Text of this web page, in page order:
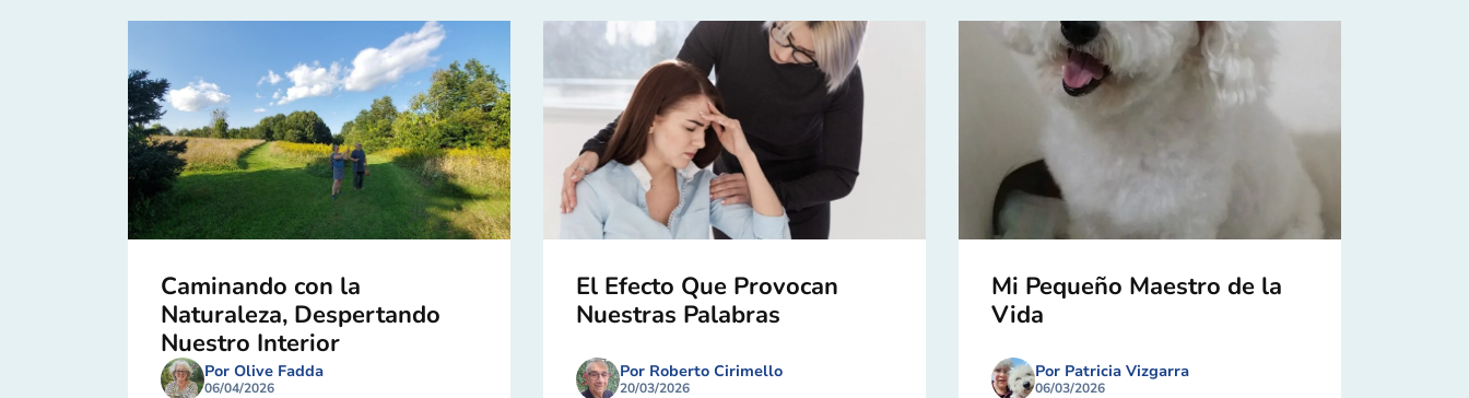
Caminando con la
Naturaleza, Despertando
Nuestro Interior
Por Olive Fadda
06/04/2026
El Efecto Que Provocan
Nuestras Palabras
Por Roberto Cirimello
20/03/2026
Mi Pequeño Maestro de la
Vida
Por Patricia Vizgarra
06/03/2026